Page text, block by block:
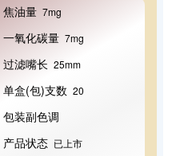
焦油量 7mg
一氧化碳量 7mg
过滤嘴长 25mm
单盒(包)支数 20
包装副色调
产品状态 已上市